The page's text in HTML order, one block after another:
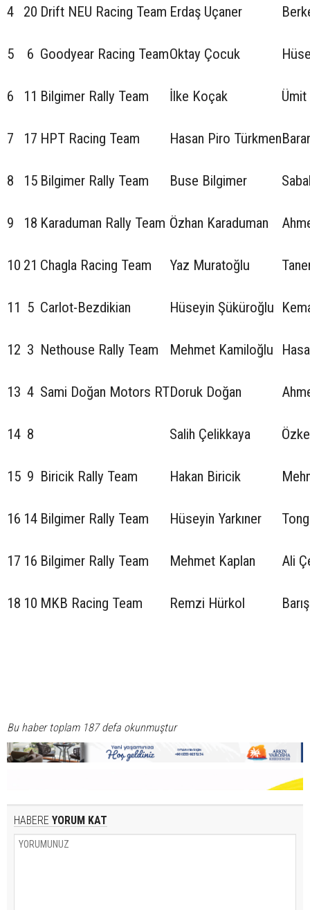
4 20 Drift NEU Racing Team Erdaş Uçaner
5 6 Goodyear Racing TeamOktay Çocuk
6 11 Bilgimer Rally Team İlke Koçak
7 17 HPT Racing Team Hasan Piro Türkmen
8 15 Bilgimer Rally Team Buse Bilgimer
9 18 Karaduman Rally Team Özhan Karaduman
10 21 Chagla Racing Team Yaz Muratoğlu
11 5 Carlot-Bezdikian Hüseyin Şüküroğlu
12 3 Nethouse Rally Team Mehmet Kamiloğlu
13 4 Sami Doğan Motors RTDoruk Doğan
14 8 Salih Çelikkaya
15 9 Biricik Rally Team Hakan Biricik
16 14 Bilgimer Rally Team Hüseyin Yarkıner
17 16 Bilgimer Rally Team Mehmet Kaplan Ali
18 10 MKB Racing Team Remzi Hürkol
Bu haber toplam 187 defa okunmuştur
HABERE YORUM KAT